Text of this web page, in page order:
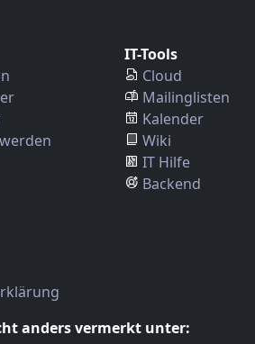
IT-Tools
Cloud
Mailinglisten
Kalender
Wiki
IT Hilfe
Backend
anders vermerkt unter: